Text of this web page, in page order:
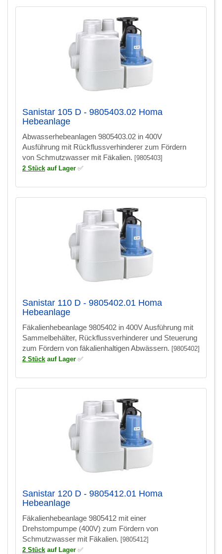
Sanistar 105 D - 9805403.02 Homa
Hebeanlage
Abwasserhebeanlagen 9805403.02 in 400V
Ausführung mit Rückflussverhinderer zum Fördern
von Schmutzwasser mit Fäkalien. [9805403]
2 Stück auf Lager ✅
Sanistar 110 D - 9805402.01 Homa
Hebeanlage
Fäkalienhebeanlage 9805402 in 400V Ausführung mit
Sammelbehälter, Rückflussverhinderer und Steuerung
zum Fördern von fäkalienhaltigen Abwässern. [9805402]
2 Stück auf Lager ✅
Sanistar 120 D - 9805412.01 Homa
Hebeanlage
Fäkalienhebeanlage 9805412 mit einer
Drehstompumpe (400V) zum Fördern von
Schmutzwasser mit Fäkalien. [9805412]
2 Stück auf Lager ✅